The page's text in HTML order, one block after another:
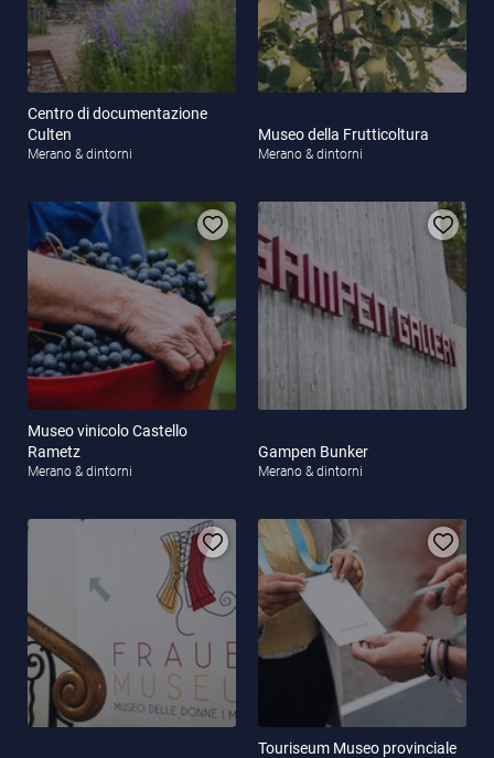
Centro di documentazione
Culten
Merano & dintorni
Museo della Frutticoltura
Merano & dintorni
Museo vinicolo Castello
Rametz
Merano & dintorni
Gampen Bunker
Merano & dintorni
Touriseum Museo provinciale